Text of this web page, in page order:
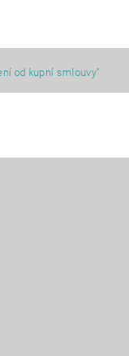
od kupní smlouvy"